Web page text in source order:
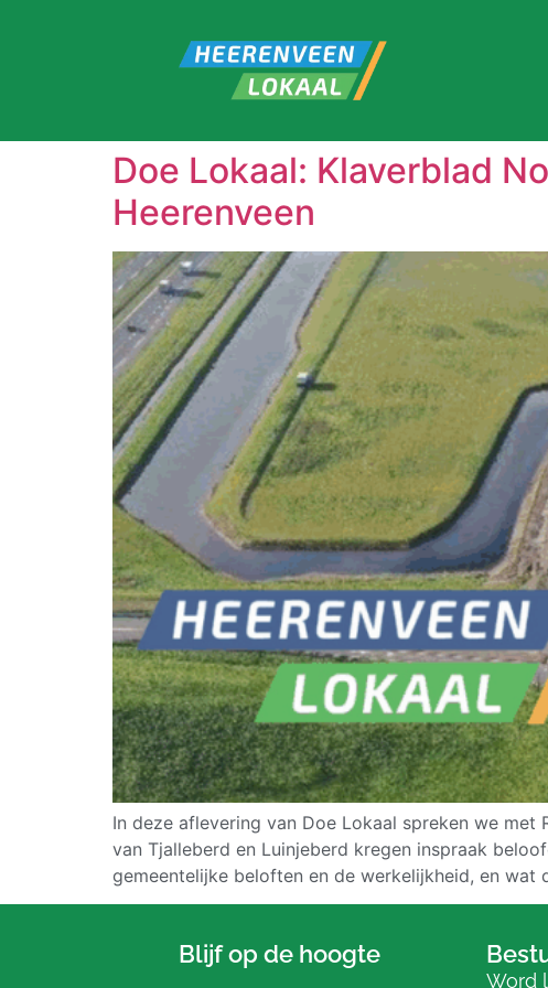
Doe Lokaal: Klaverblad
Heerenveen
In deze aflevering van Doe Lokaal spreken we
van Tjalleberd en Luinjeberd kregen inspraak
gemeentelijke beloften en de werkelijkheid, en
Blijf op de hoogte
Word